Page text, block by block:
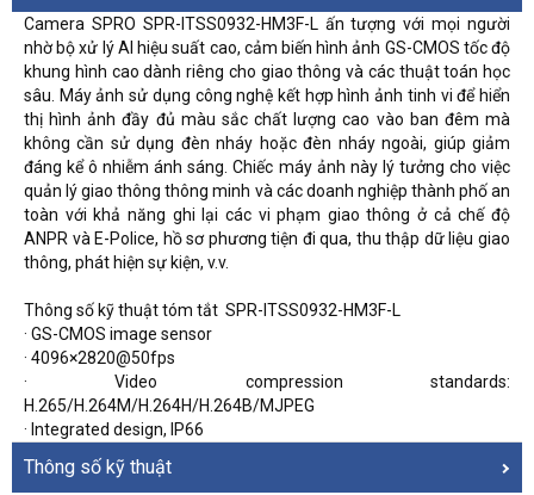
Camera SPRO SPR-ITSS0932-HM3F-L ấn tượng với mọi người
nhờ bộ xử lý AI hiệu suất cao, cảm biến hình ảnh GS-CMOS tốc độ
khung hình cao dành riêng cho giao thông và các thuật toán học
sâu. Máy ảnh sử dụng công nghệ kết hợp hình ảnh tinh vi để hiển
thị hình ảnh đầy đủ màu sắc chất lượng cao vào ban đêm mà
không cần sử dụng đèn nháy hoặc đèn nháy ngoài, giúp giảm
đáng kể ô nhiễm ánh sáng. Chiếc máy ảnh này lý tưởng cho việc
quản lý giao thông thông minh và các doanh nghiệp thành phố an
toàn với khả năng ghi lại các vi phạm giao thông ở cả chế độ
ANPR và E-Police, hồ sơ phương tiện đi qua, thu thập dữ liệu giao
thông, phát hiện sự kiện, v.v.
Thông số kỹ thuật tóm tắt SPR-ITSS0932-HM3F-L
· GS-CMOS image sensor
· 4096×2820@50fps
·Video compression standards:
H.265/H.264M/H.264H/H.264B/MJPEG
· Integrated design, IP66
Thông số kỹ thuật